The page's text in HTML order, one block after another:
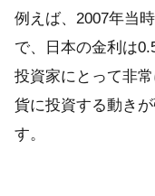
例えば、2007年当
で、日本の金利は
投資家にとって非
貨に投資する動き
す。